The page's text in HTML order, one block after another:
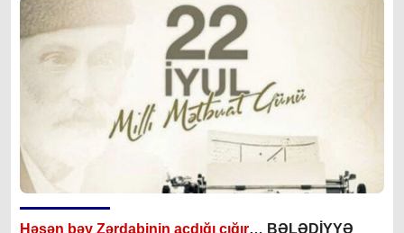
Həsən bəy Zərdabinin açdığı cığır… BƏLƏDİYYƏ